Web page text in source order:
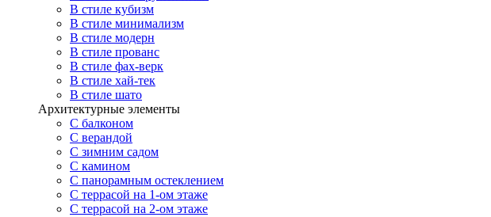
В стиле кубизм
В стиле минимализм
В стиле модерн
В стиле прованс
В стиле фах-верк
В стиле хай-тек
В стиле шато
Архитектурные элементы
С балконом
С верандой
С зимним садом
С камином
С панорамным остеклением
С террасой на 1-ом этаже
С террасой на 2-ом этаже